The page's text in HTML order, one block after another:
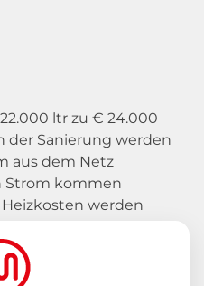
ltr zu € 24.000
der Sanierung werden
aus dem Netz
Strom kommen
werden